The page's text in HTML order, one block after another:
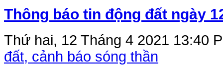
Thông báo tin động đất ngày
Thứ hai, 12 Tháng 4 2021 13:40
đất, cảnh báo sóng thần